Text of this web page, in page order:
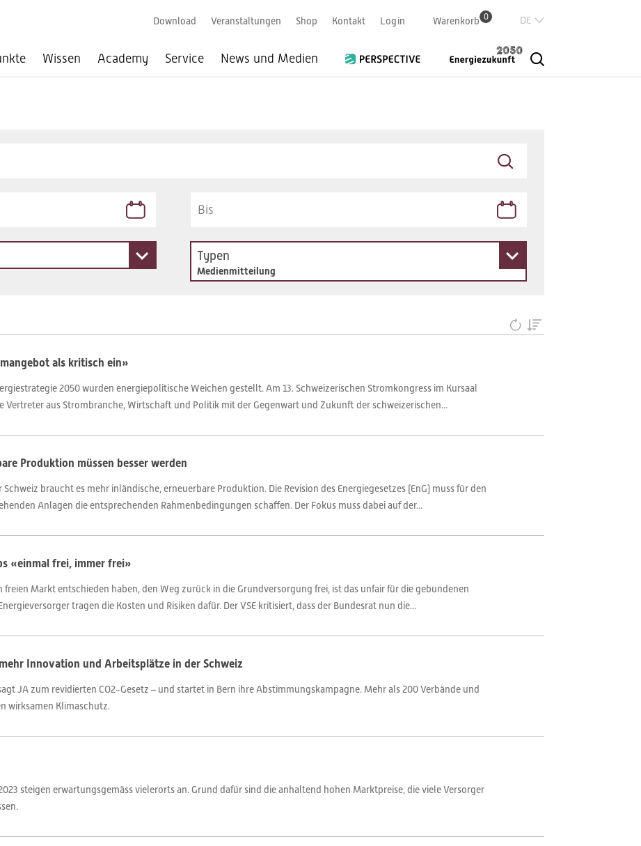
Wissen Academy Service News und Medien
Download Veranstaltungen Shop Kontakt Login Warenkorb 0
English
Typen
Medienmitteilung
als kritisch ein»
2050 wurden energiepolitische Weichen gestellt. Am 13. Schweizerischen Stromkongress im Kursaal
Vertreter aus Strombranche, Wirtschaft und Politik mit der Gegenwart und Zukunft der schweizerischen...
Produktion müssen besser werden
braucht es mehr inländische, erneuerbare Produktion. Die Revision des Energiegesetzes (EnG) muss für den
Anlagen die entsprechenden Rahmenbedingungen schaffen. Der Fokus muss dabei auf der...
«einmal frei, immer frei»
Markt entschieden haben, den Weg zurück in die Grundversorgung frei, ist das unfair für die gebundenen
tragen die Kosten und Risiken dafür. Der VSE kritisiert, dass der Bundesrat nun die...
Innovation und Arbeitsplätze in der Schweiz
JA zum revidierten CO2-Gesetz – und startet in Bern ihre Abstimmungskampagne. Mehr als 200 Verbände und
wirksamen Klimaschutz.
steigen erwartungsgemäss vielerorts an. Grund dafür sind die anhaltend hohen Marktpreise, die viele Versorger